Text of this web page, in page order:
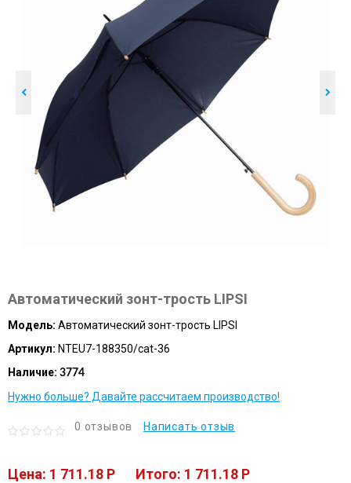
Автоматический зонт-трость LIPSI
Модель: Автоматический зонт-трость LIPSI
Артикул: NTEU7-188350/cat-36
Наличие: 3774
Нужно больше? Давайте рассчитаем производство!
0 отзывов Написать отзыв
Цена: 1 711.18 P Итого: 1 711.18 P